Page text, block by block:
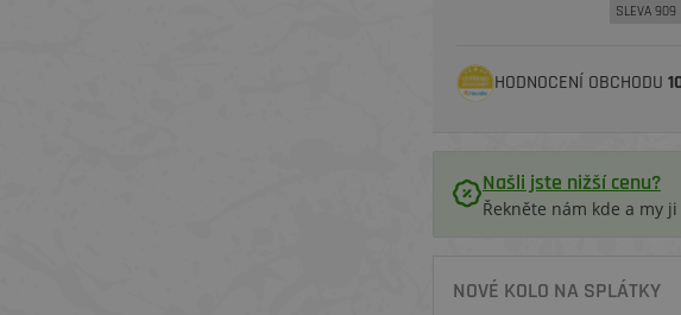
SLEVA 909
HODNOCENÍ OBCHODU
Našli jste nižší cenu?
Řekněte nám kde a my
NOVÉ KOLO NA SPLÁTKY